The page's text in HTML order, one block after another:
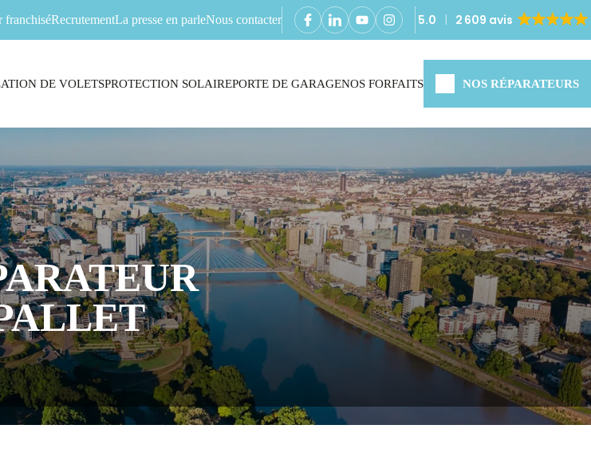
franchiséRecrutementLa presse en parleNous contacter 5.0 2 609 avis
DE VOLETSPROTECTION SOLAIREPORTE DE GARAGENOS FORFAITS NOS RÉPARATEURS